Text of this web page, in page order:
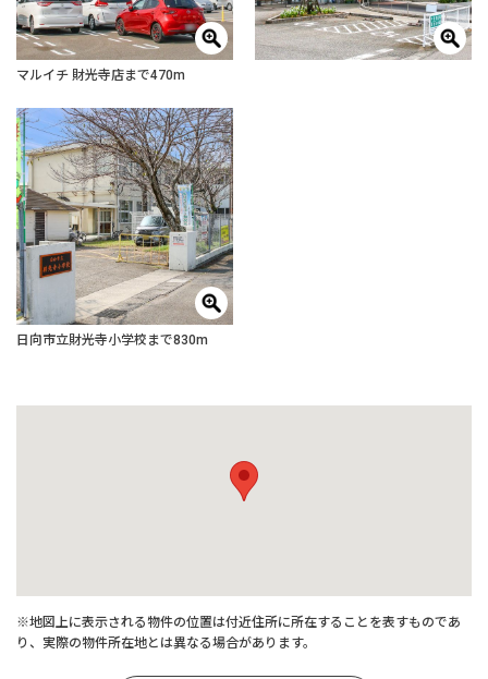
マルイチ 財光寺店まで470m
日向市立財光寺小学校まで830m
※地図上に表示される物件の位置は付近住所に所在することを表すものであ
り、実際の物件所在地とは異なる場合があります。